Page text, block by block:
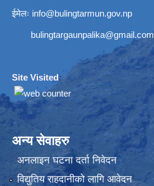
ईमेलः info@bulingtarmun.gov.np
bulingtargaunpalika@gmail.com
Site Visited:
अन्य सेवाहरु
अनलाइन घटना दर्ता निवेदन
विद्युतिय राहदानीको लागि आवेदन